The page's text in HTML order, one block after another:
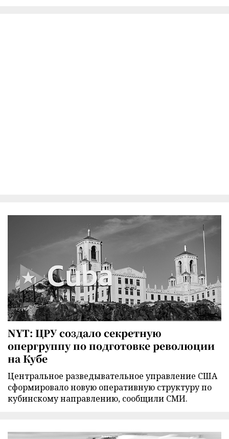
NYT: ЦРУ создало секретную
опергруппу по подготовке революции
на Кубе
Центральное разведывательное управление США
сформировало новую оперативную структуру по
кубинскому направлению, сообщили СМИ.